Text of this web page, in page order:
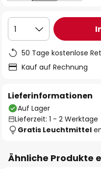
1
50 Tage kostenlose
Kauf auf Rechnung
Lieferinformationen
Auf Lager
Lieferzeit: 1 - 2 Werktage
Gratis Leuchtmittel
Ähnliche Produkte